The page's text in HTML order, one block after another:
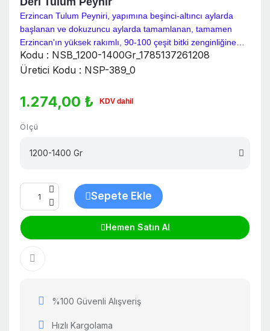
Erzincan Tulum Peyniri, yapımına beşinci-altıncı aylarda
başlanan ve dokuzuncu aylarda tamamlanan, tamamen
Erzincan'ın yüksek rakımlı, 90-100 çeşit bitki zenginliğine
sahip, temiz ve serin yaylalarındaki buz gibi soğuk sulardan
beslenen beyaz Karaman koyunlarının sütünden üretilir. Bir
Kodu : NSB_1200-1400Gr_1785137261208
Üretici Kodu : NSP-389_0
1.274,00 ₺ KDV dahil
Ölçü
Sepete Ekle
Hemen Satın Al
%100 Güvenli Alışveriş
Hızlı Kargolama